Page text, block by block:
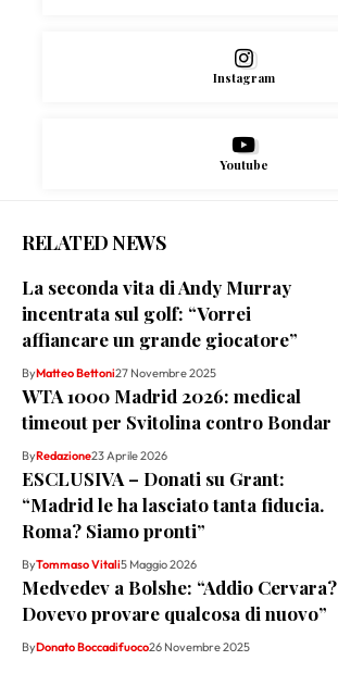
Instagram
Youtube
RELATED NEWS
La seconda vita di Andy Murray
incentrata sul golf: “Vorrei
affiancare un grande giocatore”
ByMatteo Bettoni27 Novembre 2025
WTA 1000 Madrid 2026: medical
timeout per Svitolina contro Bondar
ByRedazione23 Aprile 2026
ESCLUSIVA – Donati su Grant:
“Madrid le ha lasciato tanta fiducia.
Roma? Siamo pronti”
ByTommaso Vitali5 Maggio 2026
Medvedev a Bolshe: “Addio Cervara?
Dovevo provare qualcosa di nuovo”
ByDonato Boccadifuoco26 Novembre 2025